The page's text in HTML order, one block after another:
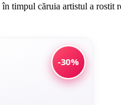
timpul căruia artistul a
-30%